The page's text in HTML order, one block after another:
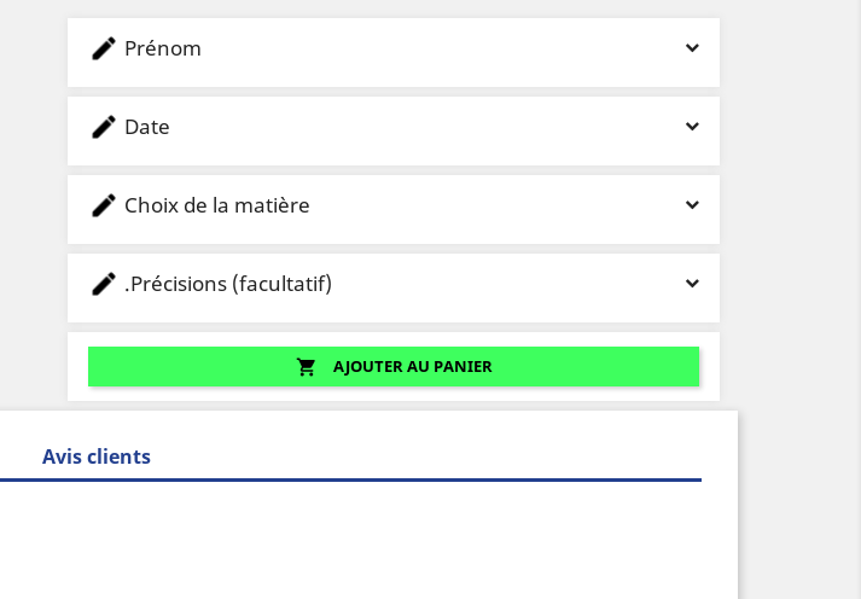
Prénom
Date
Choix de la matière
.Précisions (facultatif)
shopping_cart AJOUTER AU PANIER
Avis clients